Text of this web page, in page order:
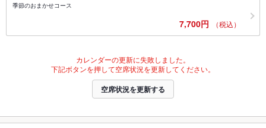
季節のおまかせコース
7,700円 （税込）
カレンダーの更新に失敗しました。
下記ボタンを押して空席状況を更新してください。
空席状況を更新する